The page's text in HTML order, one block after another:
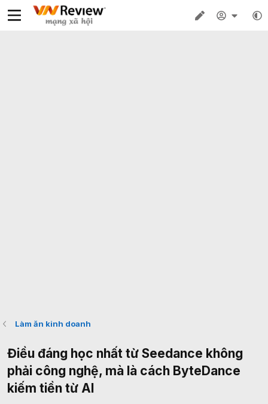
Làm ăn kinh doanh
Điều đáng học nhất từ Seedance không
phải công nghệ, mà là cách ByteDance
kiếm tiền từ AI